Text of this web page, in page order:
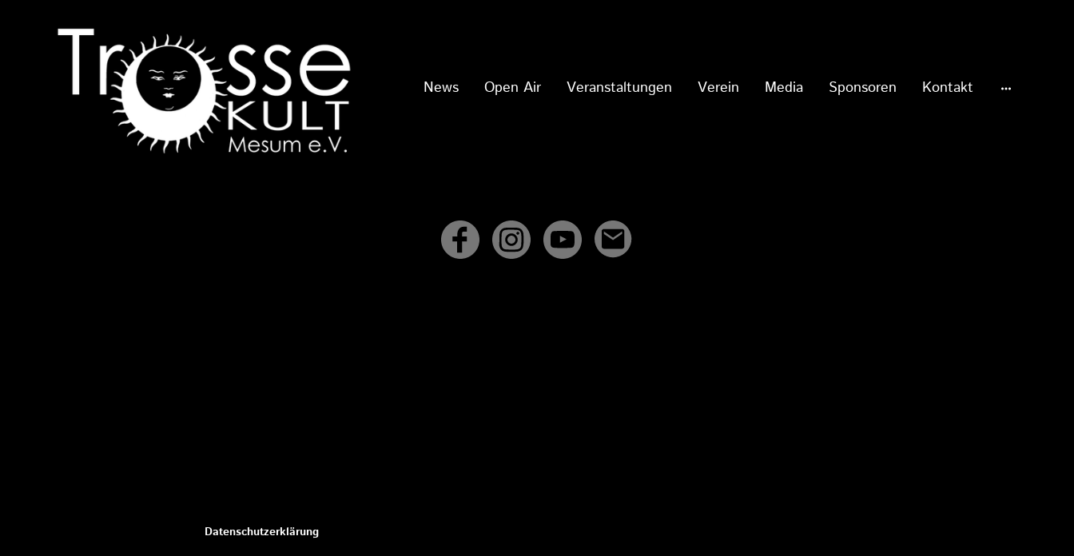
News Open Air Veranstaltungen Verein Media Sponsoren Kontakt
Datenschutzerklärung